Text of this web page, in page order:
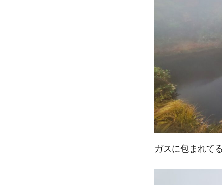
ガスに包まれて